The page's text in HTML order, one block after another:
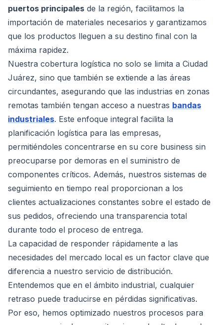
puertos principales de la región, facilitamos la
importación de materiales necesarios y garantizamos
que los productos lleguen a su destino final con la
máxima rapidez.
Nuestra cobertura logística no solo se limita a Ciudad
Juárez, sino que también se extiende a las áreas
circundantes, asegurando que las industrias en zonas
remotas también tengan acceso a nuestras bandas
industriales. Este enfoque integral facilita la
planificación logística para las empresas,
permitiéndoles concentrarse en su core business sin
preocuparse por demoras en el suministro de
componentes críticos. Además, nuestros sistemas de
seguimiento en tiempo real proporcionan a los
clientes actualizaciones constantes sobre el estado de
sus pedidos, ofreciendo una transparencia total
durante todo el proceso de entrega.
La capacidad de responder rápidamente a las
necesidades del mercado local es un factor clave que
diferencia a nuestro servicio de distribución.
Entendemos que en el ámbito industrial, cualquier
retraso puede traducirse en pérdidas significativas.
Por eso, hemos optimizado nuestros procesos para